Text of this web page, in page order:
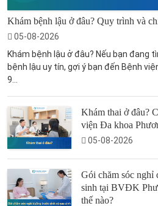
Khám bệnh lậu ở đâu? Quy trình và
05-08-2026
Khám bệnh lậu ở đâu? Nếu bạn đang
bệnh lậu uy tín, gợi ý bạn đến Bệnh
9...
Khám thai ở đâu?
viện Đa khoa
05-08-2026
Gói chăm sóc nghỉ
sinh tại BVĐK
thế nào?